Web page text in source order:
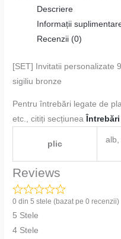
Descriere
Informații
Recenzii (0)
[SET] Invitatii personalizate
sigiliu bronze
Pentru întrebări legate de
etc., citiți secțiunea
plic alb,
Reviews
0 din 5 stele (bazat pe 0 recenzii)
5 Stele
4 Stele